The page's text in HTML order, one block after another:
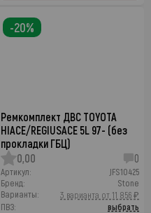
Ремкомплект ДВС TOYOTA
HIACE/REGIUSACE 5L 97- (без
прокладки ГБЦ)
0,00
0
Артикул:
JFS10425
Бренд:
Stone
Варианты:
3 варианта от 11 856 ₽
ПВЗ:
выбрать
-20%